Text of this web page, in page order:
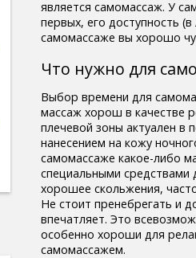
является самомассаж. У
первых, его доступность
самомассаже вы хорошо
Что нужно для
Выбор времени для
массаж хорош в качестве
плечевой зоны актуален в
нанесением на кожу
самомассаже какое-либо
специальными
хорошее скольжения,
Не стоит пренебрегать и
впечатляет. Это
особенно хороши для
самомассажем.